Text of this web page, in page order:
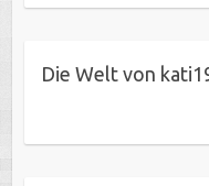
Die Welt von